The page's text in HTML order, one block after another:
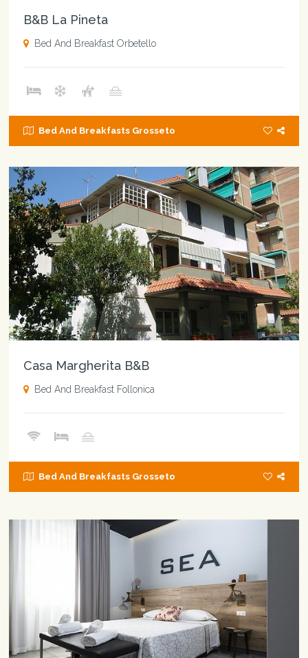
B&B La Pineta
Bed And Breakfast Orbetello
Bed And Breakfasts Grosseto
Casa Margherita B&B
Bed And Breakfast Follonica
Bed And Breakfasts Grosseto